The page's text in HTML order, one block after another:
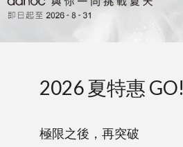
2026 夏特惠 GO!
極限之後，再突破